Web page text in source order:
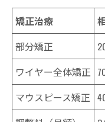
矯正治療
部分矯正
ワイヤー全体矯正
マウスピース矯正